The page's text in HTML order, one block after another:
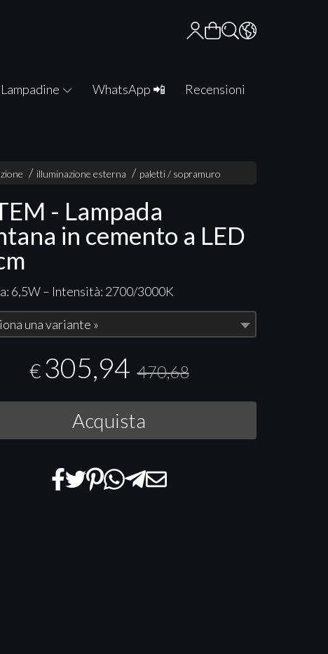
Lampadine WhatsApp 📲 Recensioni
illuminazione esterna paletti / sopramuro
- Lampada
in cemento a LED
6,5W – Intensità: 2700/3000K
una variante »
€ 305,94 470,68
Acquista